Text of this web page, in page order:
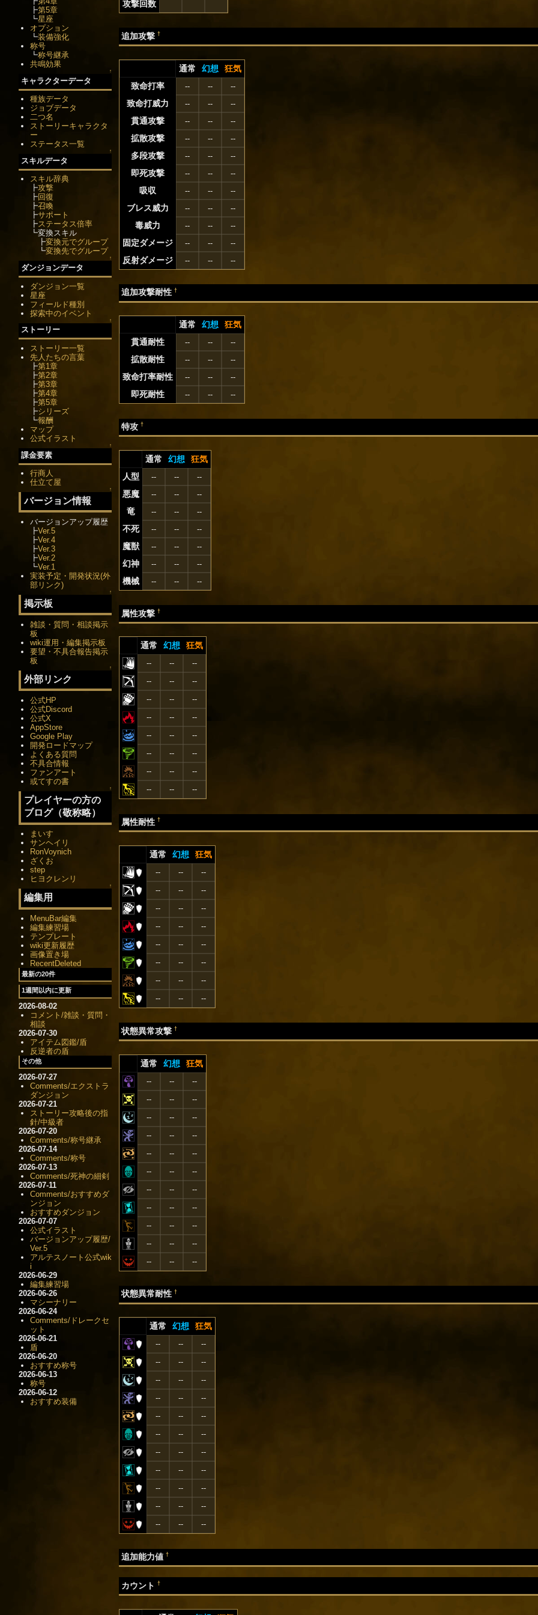
攻撃回数
追加攻撃 †
通常 幻想
狂気
致命打率
-- -- --
致命打威力 -- -- --
貫通攻撃 -- -- --
拡散攻撃 -- -- --
多段攻撃 -- -- --
即死攻撃 -- -- --
吸収 -- -- --
ブレス威力 -- -- --
毒威力 -- -- --
固定ダメージ -- -- --
反射ダメージ -- -- --
追加攻撃耐性 †
通常 幻想
狂気
貫通耐性
-- -- --
拡散耐性 -- -- --
致命打率耐性 -- -- --
即死耐性 -- -- --
特攻 †
通常 幻想
狂気
人型
-- -- --
悪魔 -- -- --
竜 -- -- --
不死 -- -- --
魔獣 -- -- --
幻神 -- -- --
機械 -- -- --
属性攻撃 †
通常 幻想 狂気
-- --
--
--
--
--
--
--
--
--
--
--
--
--
--
--
--
--
--
--
--
--
-- --
属性耐性 †
通常 幻想 狂気
-- --
--
--
--
--
--
--
--
--
--
--
--
--
--
--
--
--
--
--
--
--
-- --
状態異常攻撃 †
通常 幻想 狂気
-- --
--
--
--
--
--
--
--
--
--
--
--
--
--
--
--
--
--
--
--
--
--
--
--
--
--
--
--
--
--
-- --
状態異常耐性 †
通常 幻想 狂気
-- --
--
--
--
--
--
--
--
--
--
--
--
--
--
--
--
--
--
--
--
--
--
--
--
--
--
--
--
--
--
-- --
追加能力値 †
カウント †
┣第5章
┗星座
オプション
┗装備強化
称号
┗称号継承
共鳴効果
↑
キャラクターデータ
種族データ
ジョブデータ
二つ名
ストーリーキャラクタ
ー
ステータス一覧
↑
スキルデータ
スキル辞典
┣攻撃
┣回復
┣召喚
┣サポート
┣ステータス倍率
┗変換スキル
┣変換元でグループ
┗変換先でグループ
↑
ダンジョンデータ
ダンジョン一覧
星座
フィールド種別
探索中のイベント
↑
ストーリー
ストーリー一覧
先人たちの言葉
┣第1章
┣第2章
┣第3章
┣第4章
┣第5章
┣シリーズ
┗報酬
マップ
公式イラスト
↑
課金要素
行商人
仕立て屋
↑
バージョン情報
バージョンアップ履歴
┣Ver.5
┣Ver.4
┣Ver.3
┣Ver.2
┗Ver.1
実装予定・開発状況(外
部リンク)
↑
掲示板
雑談・質問・相談掲示
板
wiki運用・編集掲示板
要望・不具合報告掲示
板
↑
外部リンク
公式HP
公式Discord
公式X
AppStore
Google Play
開発ロードマップ
よくある質問
不具合情報
ファンアート
或てすの書
↑
プレイヤーの方の
ブログ（敬称略）
まいす
サンヘイリ
RonVoynich
ざくお
step
ヒヨクレンリ
↑
編集用
MenuBar編集
編集練習場
テンプレート
wiki更新履歴
画像置き場
RecentDeleted
最新の20件
1週間以内に更新
2026-08-02
コメント/雑談・質問・
相談
2026-07-30
アイテム図鑑/盾
反逆者の盾
その他
2026-07-27
Comments/エクストラ
ダンジョン
2026-07-21
ストーリー攻略後の指
針/中級者
2026-07-20
Comments/称号継承
2026-07-14
Comments/称号
2026-07-13
Comments/死神の細剣
2026-07-11
Comments/おすすめダ
ンジョン
おすすめダンジョン
2026-07-07
公式イラスト
バージョンアップ履歴/
Ver.5
アルテスノート公式wik
i
2026-06-29
編集練習場
2026-06-26
マシーナリー
2026-06-24
Comments/ドレークセ
ット
2026-06-21
盾
2026-06-20
おすすめ称号
2026-06-13
称号
2026-06-12
おすすめ装備